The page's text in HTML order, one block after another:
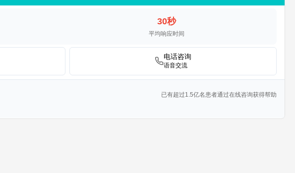
30秒
平均响应时间
电话咨询
语音交流
已有超过1.5亿名患者通过在线咨询获得帮助